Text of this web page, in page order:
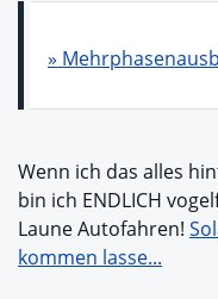
»
Wenn ich das alles
bin ich ENDLICH
Laune Autofahren!
kommen lasse...